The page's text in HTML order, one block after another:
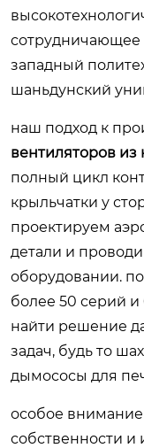
сотрудничающее
западный
шаньдунский
наш подход к
вентиляторов
полный цикл
крыльчатки у
проектируем
детали и
оборудовании.
более 50 серий и
найти решение
задач, будь то
дымососы для
особое внимание
собственности